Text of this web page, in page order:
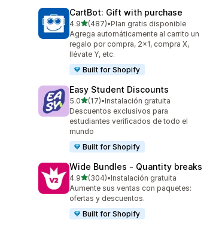
CartBot: Gift with purchase
4.9de 5 estrellas
(487)
487 reseñas en total
•Plan gratis disponible
Agrega automáticamente al carrito un
regalo por compra, 2x1, compra X,
llévate Y, etc.
Built for Shopify
Easy Student Discounts
5.0de 5 estrellas
(17)
17 reseñas en total
•Instalación gratuita
Descuentos exclusivos para
estudiantes verificados de todo el
mundo
Built for Shopify
Wide Bundles ‑ Quantity breaks
4.9de 5 estrellas
(304)
304 reseñas en total
•Instalación gratuita
Aumente sus ventas con paquetes:
ofertas y descuentos.
Built for Shopify